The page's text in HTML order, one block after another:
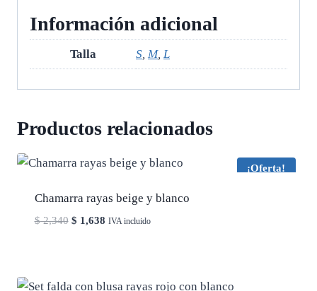
Información adicional
Talla S, M, L
Productos relacionados
¡Oferta!
Chamarra rayas beige y blanco
$2,340 El
$ 2,340.
$ 1,638El
$ 1,638.
IVA incluido